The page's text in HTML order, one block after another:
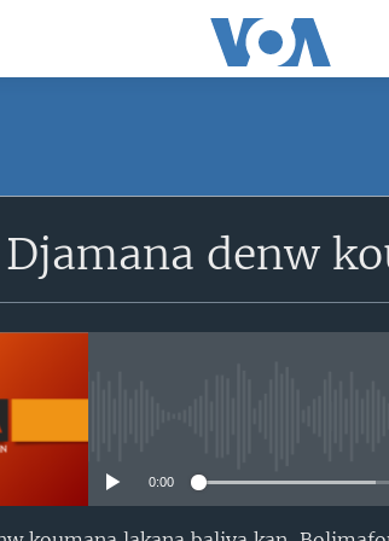
denw
0:00